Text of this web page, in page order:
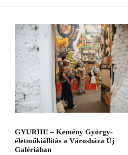
GYURIII! – Kemény György-
életműkiállítás a Városháza Új
Galériában